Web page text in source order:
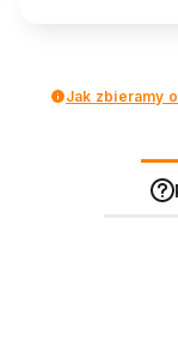
Jak zbieramy